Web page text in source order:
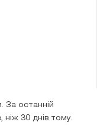
За останній
30 днів тому.